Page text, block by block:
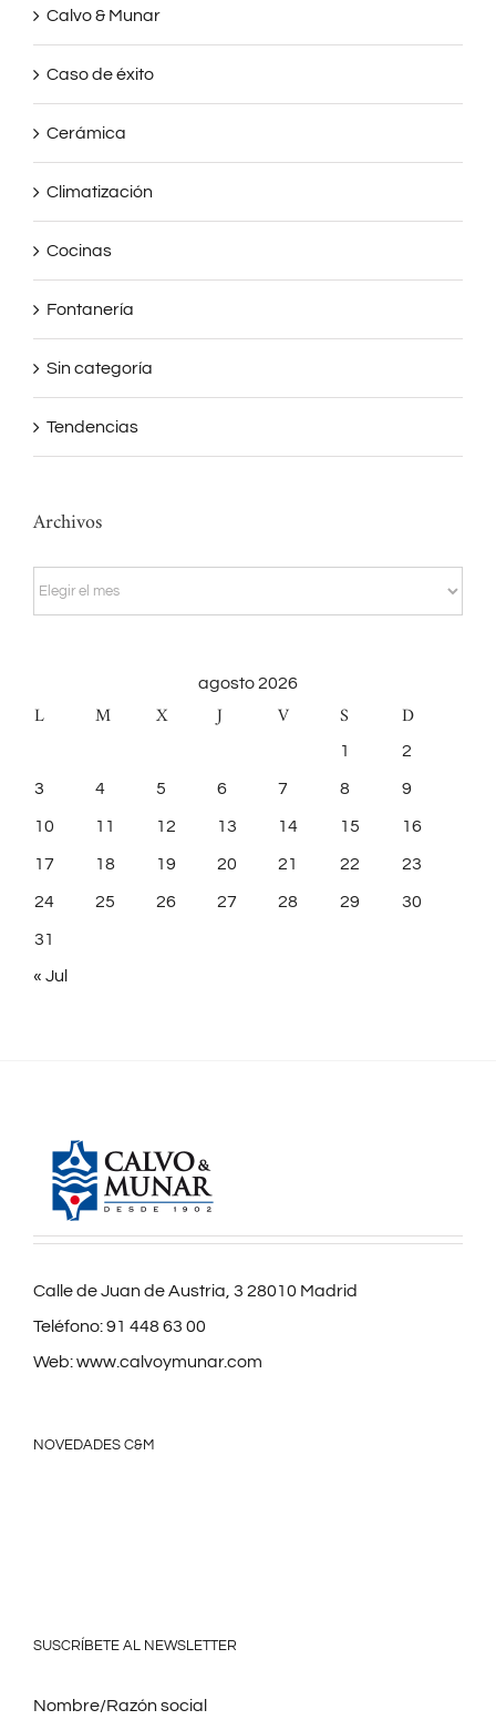
Calvo & Munar
Caso de éxito
Cerámica
Climatización
Cocinas
Fontanería
Sin categoría
Tendencias
Archivos
Archivos
agosto 2026
L M X J V S D
1 2
3 4 5 6 7 8 9
10 11 12 13 14 15 16
17 18 19 20 21 22 23
24 25 26 27 28 29 30
31
« Jul
Calle de Juan de Austria, 3 28010 Madrid
Teléfono:91 448 63 00
Web:www.calvoymunar.com
NOVEDADES C&M
SUSCRÍBETE AL NEWSLETTER
Nombre/Razón social